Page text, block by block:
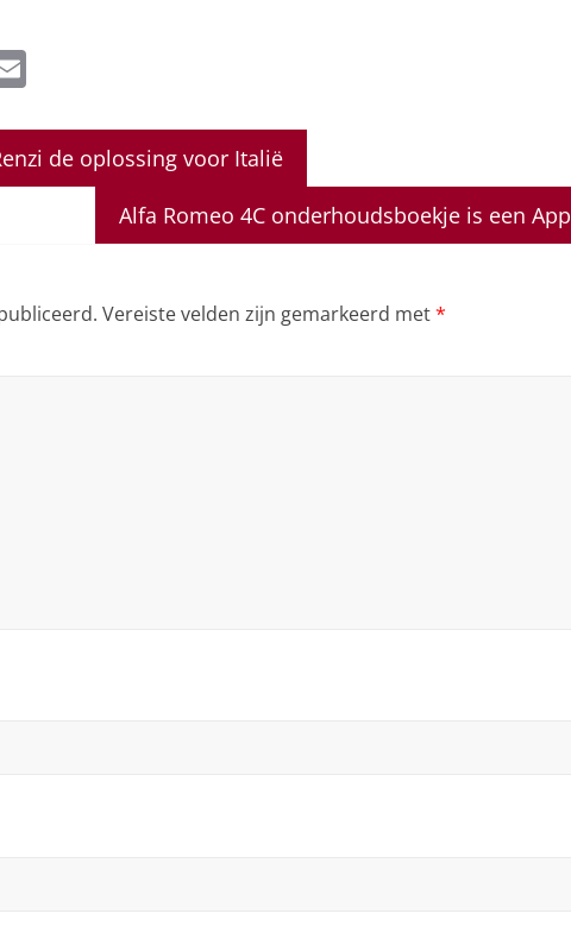
ai
l de oplossing voor Italië
Alfa Romeo 4C onderhoudsboekje is een App
Vereiste velden zijn gemarkeerd met*